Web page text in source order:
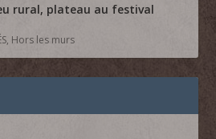
rural, plateau au festival
, Hors les murs